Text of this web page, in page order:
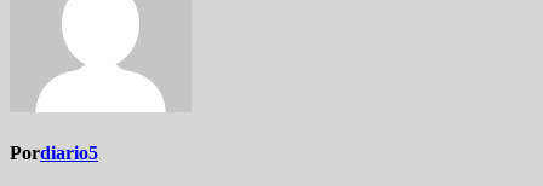
Pordiario5